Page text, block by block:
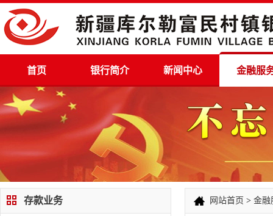
首页 银行简介 新闻中心 金融服
存款业务 网站首页 > 金融